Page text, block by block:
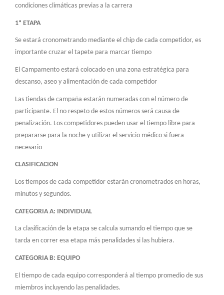
condiciones climáticas previas a la carrera
1ª ETAPA
Se estará cronometrando mediante el chip de cada competidor, es
importante cruzar el tapete para marcar tiempo
El Campamento estará colocado en una zona estratégica para
descanso, aseo y alimentación de cada competidor
Las tiendas de campaña estarán numeradas con el número de
participante. El no respeto de estos números será causa de
penalización. Los competidores pueden usar el tiempo libre para
prepararse para la noche y utilizar el servicio médico si fuera
necesario
CLASIFICACION
Los tiempos de cada competidor estarán cronometrados en horas,
minutos y segundos.
CATEGORIA A: INDIVIDUAL
La clasificación de la etapa se calcula sumando el tiempo que se
tarda en correr esa etapa más penalidades si las hubiera.
CATEGORIA B: EQUIPO
El tiempo de cada equipo corresponderá al tiempo promedio de sus
miembros incluyendo las penalidades.